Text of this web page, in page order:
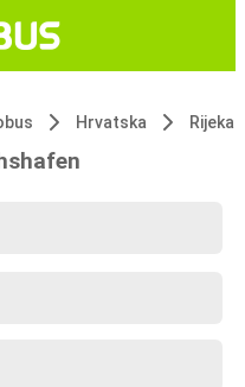
Hrvatska Rijeka